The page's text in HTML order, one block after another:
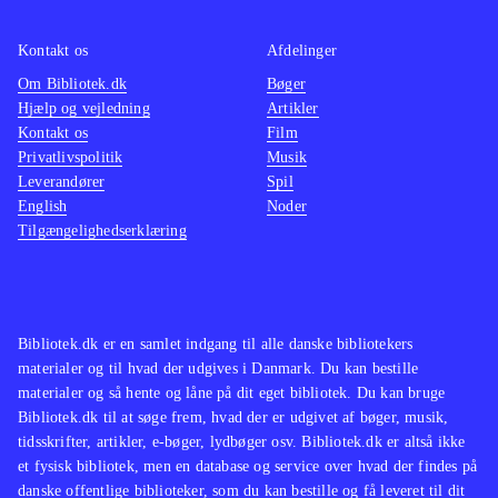
Der er udelukkende mulighed for
singleplayer og ingen onlinefunktion.
Spillet kan gennemføres på 6-7 timer
I opbygning, plot og grafik ligner
spillet andre Springdale-spil som fx
Ud over engene og Over stok og
før. Spillet bidrager ikke med nyt til
genren, men er bestemt et hyggeligt,
om end lidt kortvarigt, bekendtskab.
Bibliotek.dk er en samlet indgang til alle danske bibliotekers
materialer og til hvad der udgives i Danmark. Du kan bestille
materialer og så hente og låne på dit eget bibliotek. Du kan bruge
Bibliotek.dk til at søge frem, hvad der er udgivet af bøger, musik,
tidsskrifter, artikler, e-bøger, lydbøger osv. Bibliotek.dk er altså ikke
et fysisk bibliotek, men en database og service over hvad der findes på
danske offentlige biblioteker, som du kan bestille og få leveret til dit
Kontakt os
Om Bibliotek.dk
Hjælp og vejledning
Kontakt os
Privatlivspolitik
Leverandører
English
Tilgængelighedserklæring
Afdelinger
Bøger
Artikler
Film
Musik
Spil
Noder